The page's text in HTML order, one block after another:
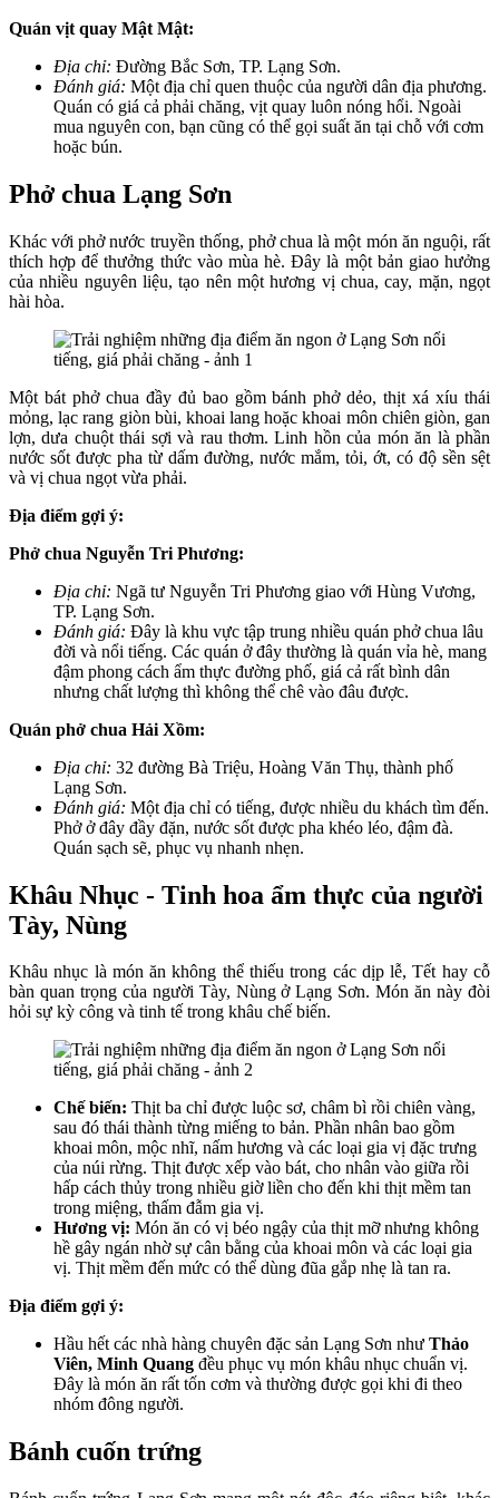
Quán vịt quay Mật Mật:
Địa chỉ: Đường Bắc Sơn, TP. Lạng Sơn.
Đánh giá: Một địa chỉ quen thuộc của người dân địa phương.
Quán có giá cả phải chăng, vịt quay luôn nóng hổi. Ngoài
mua nguyên con, bạn cũng có thể gọi suất ăn tại chỗ với cơm
hoặc bún.
Phở chua Lạng Sơn
Khác với phở nước truyền thống, phở chua là một món ăn nguội, rất
thích hợp để thưởng thức vào mùa hè. Đây là một bản giao hưởng
của nhiều nguyên liệu, tạo nên một hương vị chua, cay, mặn, ngọt
hài hòa.
Một bát phở chua đầy đủ bao gồm bánh phở dẻo, thịt xá xíu thái
mỏng, lạc rang giòn bùi, khoai lang hoặc khoai môn chiên giòn, gan
lợn, dưa chuột thái sợi và rau thơm. Linh hồn của món ăn là phần
nước sốt được pha từ dấm đường, nước mắm, tỏi, ớt, có độ sền sệt
và vị chua ngọt vừa phải.
Địa điểm gợi ý:
Phở chua Nguyễn Tri Phương:
Địa chỉ: Ngã tư Nguyễn Tri Phương giao với Hùng Vương,
TP. Lạng Sơn.
Đánh giá: Đây là khu vực tập trung nhiều quán phở chua lâu
đời và nổi tiếng. Các quán ở đây thường là quán vỉa hè, mang
đậm phong cách ẩm thực đường phố, giá cả rất bình dân
nhưng chất lượng thì không thể chê vào đâu được.
Quán phở chua Hải Xồm:
Địa chỉ: 32 đường Bà Triệu, Hoàng Văn Thụ, thành phố
Lạng Sơn.
Đánh giá: Một địa chỉ có tiếng, được nhiều du khách tìm đến.
Phở ở đây đầy đặn, nước sốt được pha khéo léo, đậm đà.
Quán sạch sẽ, phục vụ nhanh nhẹn.
Khâu Nhục - Tinh hoa ẩm thực của người
Tày, Nùng
Khâu nhục là món ăn không thể thiếu trong các dịp lễ, Tết hay cỗ
bàn quan trọng của người Tày, Nùng ở Lạng Sơn. Món ăn này đòi
hỏi sự kỳ công và tinh tế trong khâu chế biến.
Chế biến: Thịt ba chỉ được luộc sơ, châm bì rồi chiên vàng,
sau đó thái thành từng miếng to bản. Phần nhân bao gồm
khoai môn, mộc nhĩ, nấm hương và các loại gia vị đặc trưng
của núi rừng. Thịt được xếp vào bát, cho nhân vào giữa rồi
hấp cách thủy trong nhiều giờ liền cho đến khi thịt mềm tan
trong miệng, thấm đẫm gia vị.
Hương vị: Món ăn có vị béo ngậy của thịt mỡ nhưng không
hề gây ngán nhờ sự cân bằng của khoai môn và các loại gia
vị. Thịt mềm đến mức có thể dùng đũa gắp nhẹ là tan ra.
Địa điểm gợi ý:
Hầu hết các nhà hàng chuyên đặc sản Lạng Sơn như Thảo
Viên, Minh Quang đều phục vụ món khâu nhục chuẩn vị.
Đây là món ăn rất tốn cơm và thường được gọi khi đi theo
nhóm đông người.
Bánh cuốn trứng